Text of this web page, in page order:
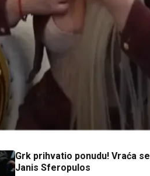
Grk prihvatio ponudu! Vraća se
Janis Sferopulos